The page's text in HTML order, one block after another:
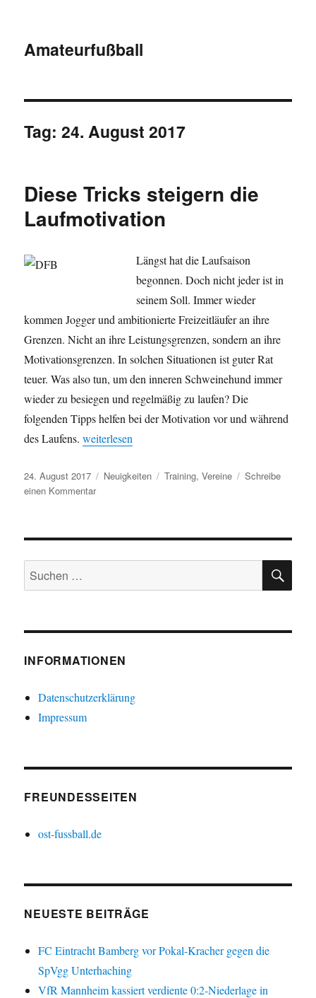
Amateurfußball
Tag:24. August 2017
Diese Tricks steigern die
Laufmotivation
Längst hat die Laufsaison
begonnen. Doch nicht jeder ist in
seinem Soll. Immer wieder
kommen Jogger und ambitionierte Freizeitläufer an ihre
Grenzen. Nicht an ihre Leistungsgrenzen, sondern an ihre
Motivationsgrenzen. In solchen Situationen ist guter Rat
teuer. Was also tun, um den inneren Schweinehund immer
wieder zu besiegen und regelmäßig zu laufen? Die
folgenden Tipps helfen bei der Motivation vor und während
des Laufens.„Diese Tricks steigern die Laufmotivation“
weiterlesen
Veröffentlicht
am
24. August 2017 Kategorien
Neuigkeiten Schlagwörter
Training,Vereine
Schreibe
einen Kommentarzu
steigern
Laufmotivation
Suchen
nach:
INFORMATIONEN
Datenschutzerklärung
Impressum
FREUNDESSEITEN
ost-fussball.de
NEUESTE BEITRÄGE
FC Eintracht Bamberg vor Pokal-Kracher gegen die
SpVgg Unterhaching
VfR Mannheim kassiert verdiente 0:2-Niederlage in